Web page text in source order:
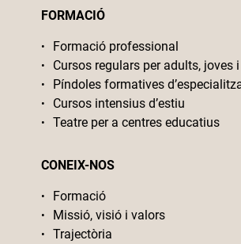
FORMACIÓ
Formació professional
Cursos regulars per adults, joves
Píndoles formatives
Cursos intensius d’estiu
Teatre per a centres educatius
CONEIX-NOS
Formació
Missió, visió i valors
Trajectòria